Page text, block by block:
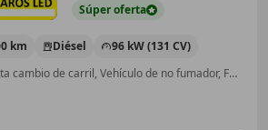
Súperoferta
km Diésel
96 kW (131 CV)
Techo solar, Baca, Alerta cambio de carril, Vehículo de no fumador, Faros LED íntegros, Faros de LED, Control por voz, Apertura y arranque sin llave